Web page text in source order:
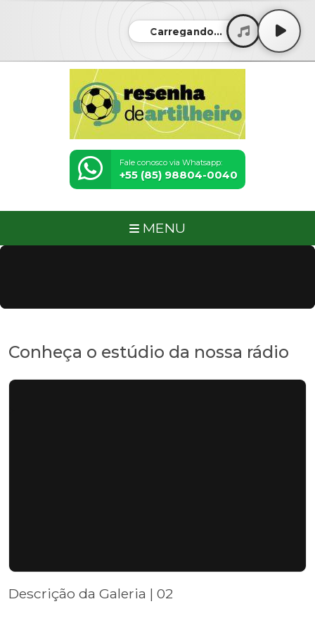
Carregando...
Fale conosco via Whatsapp:
+55 (85) 98804-0040
MENU
Conheça o estúdio da nossa rádio
Descrição da Galeria | 02